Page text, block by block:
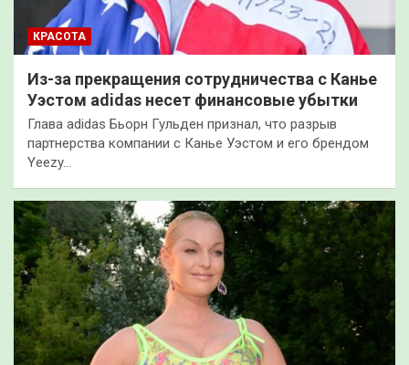
КРАСОТА
Из-за прекращения сотрудничества с Канье
Уэстом adidas несет финансовые убытки
Глава adidas Бьорн Гульден признал, что разрыв
партнерства компании с Канье Уэстом и его брендом
Yeezy…